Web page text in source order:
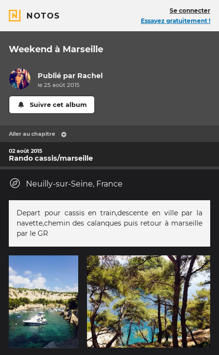
NOTOS
Se connecter
Essayez gratuitement !
Weekend à Marseille
Publié par Rachel
le 25 août 2015
Suivre cet album
Aller au chapitre
02 août 2015
Rando cassis/marseille
Neuilly-sur-Seine, France
Depart pour cassis en train,descente en ville par la
navette,chemin des calanques puis retour à marseille
par le GR